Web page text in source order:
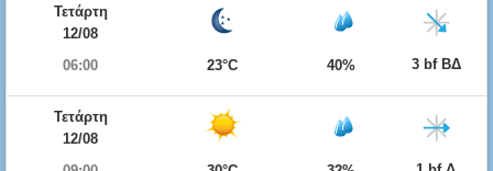
Τετάρτη
12/08
06:00
23°C 40% 3 bf ΒΔ
Τετάρτη
12/08